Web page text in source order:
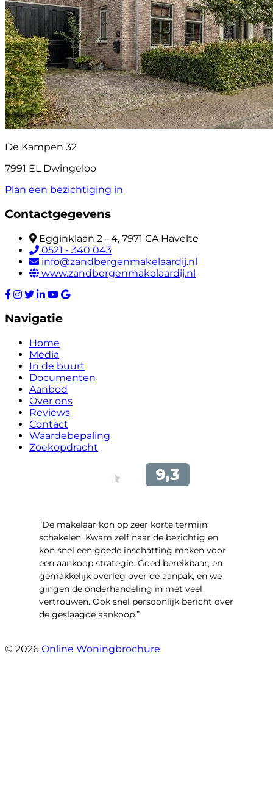
De Kampen 32
7991 EL Dwingeloo
Plan een bezichtiging in
Contactgegevens
Egginklaan 2 - 4, 7971 CA Havelte
0521 - 340 043
info@zandbergenmakelaardij.nl
www.zandbergenmakelaardij.nl
Navigatie
Home
Media
In de buurt
Documenten
Aanbod
Over ons
Reviews
Contact
Waardebepaling
Zoekopdracht
“De makelaar kon op zeer korte termijn
schakelen. Kwam zelf naar de bezichtig en
kon snel een goede inschatting maken voor
een aankoop strategie. Goed bereikbaar, en
gemakkelijk overleg over de aanpak, en we
gingen de onderhandeling in met veel
vertrouwen. Ook snel persoonlijk bericht over
de geslaagde aankoop.”
© 2026 Online Woningbrochure